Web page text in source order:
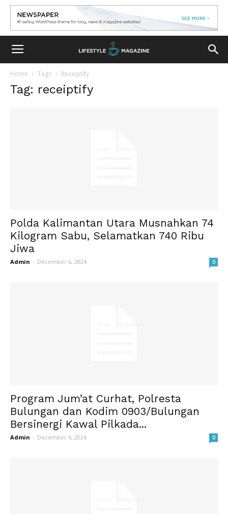
Home Tags Receiptify
Tag: receiptify
Polda Kalimantan Utara Musnahkan 74
Kilogram Sabu, Selamatkan 740 Ribu
Jiwa
Admin - December 6, 2024 0
Program Jum’at Curhat, Polresta
Bulungan dan Kodim 0903/Bulungan
Bersinergi Kawal Pilkada...
Admin - December 6, 2024 0